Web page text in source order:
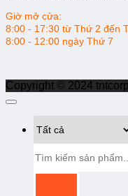
Giờ mở cửa:
8:00 - 17:30 từ Thứ 2 đến
8:00 - 12:00 ngày Thứ 7
Copyright © 2024
kiếm: